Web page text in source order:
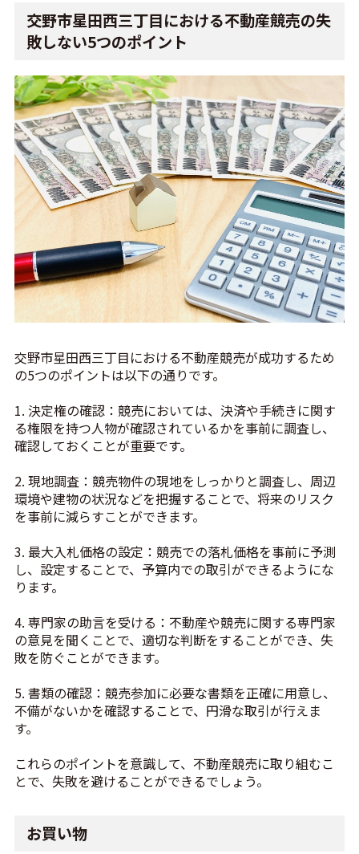
交野市星田西三丁目における不動産競売の失
敗しない5つのポイント
交野市星田西三丁目における不動産競売が成功するため
の5つのポイントは以下の通りです。
1. 決定権の確認：競売においては、決済や手続きに関す
る権限を持つ人物が確認されているかを事前に調査し、
確認しておくことが重要です。
2. 現地調査：競売物件の現地をしっかりと調査し、周辺
環境や建物の状況などを把握することで、将来のリスク
を事前に減らすことができます。
3. 最大入札価格の設定：競売での落札価格を事前に予測
し、設定することで、予算内での取引ができるようにな
ります。
4. 専門家の助言を受ける：不動産や競売に関する専門家
の意見を聞くことで、適切な判断をすることができ、失
敗を防ぐことができます。
5. 書類の確認：競売参加に必要な書類を正確に用意し、
不備がないかを確認することで、円滑な取引が行えま
す。
これらのポイントを意識して、不動産競売に取り組むこ
とで、失敗を避けることができるでしょう。
お買い物